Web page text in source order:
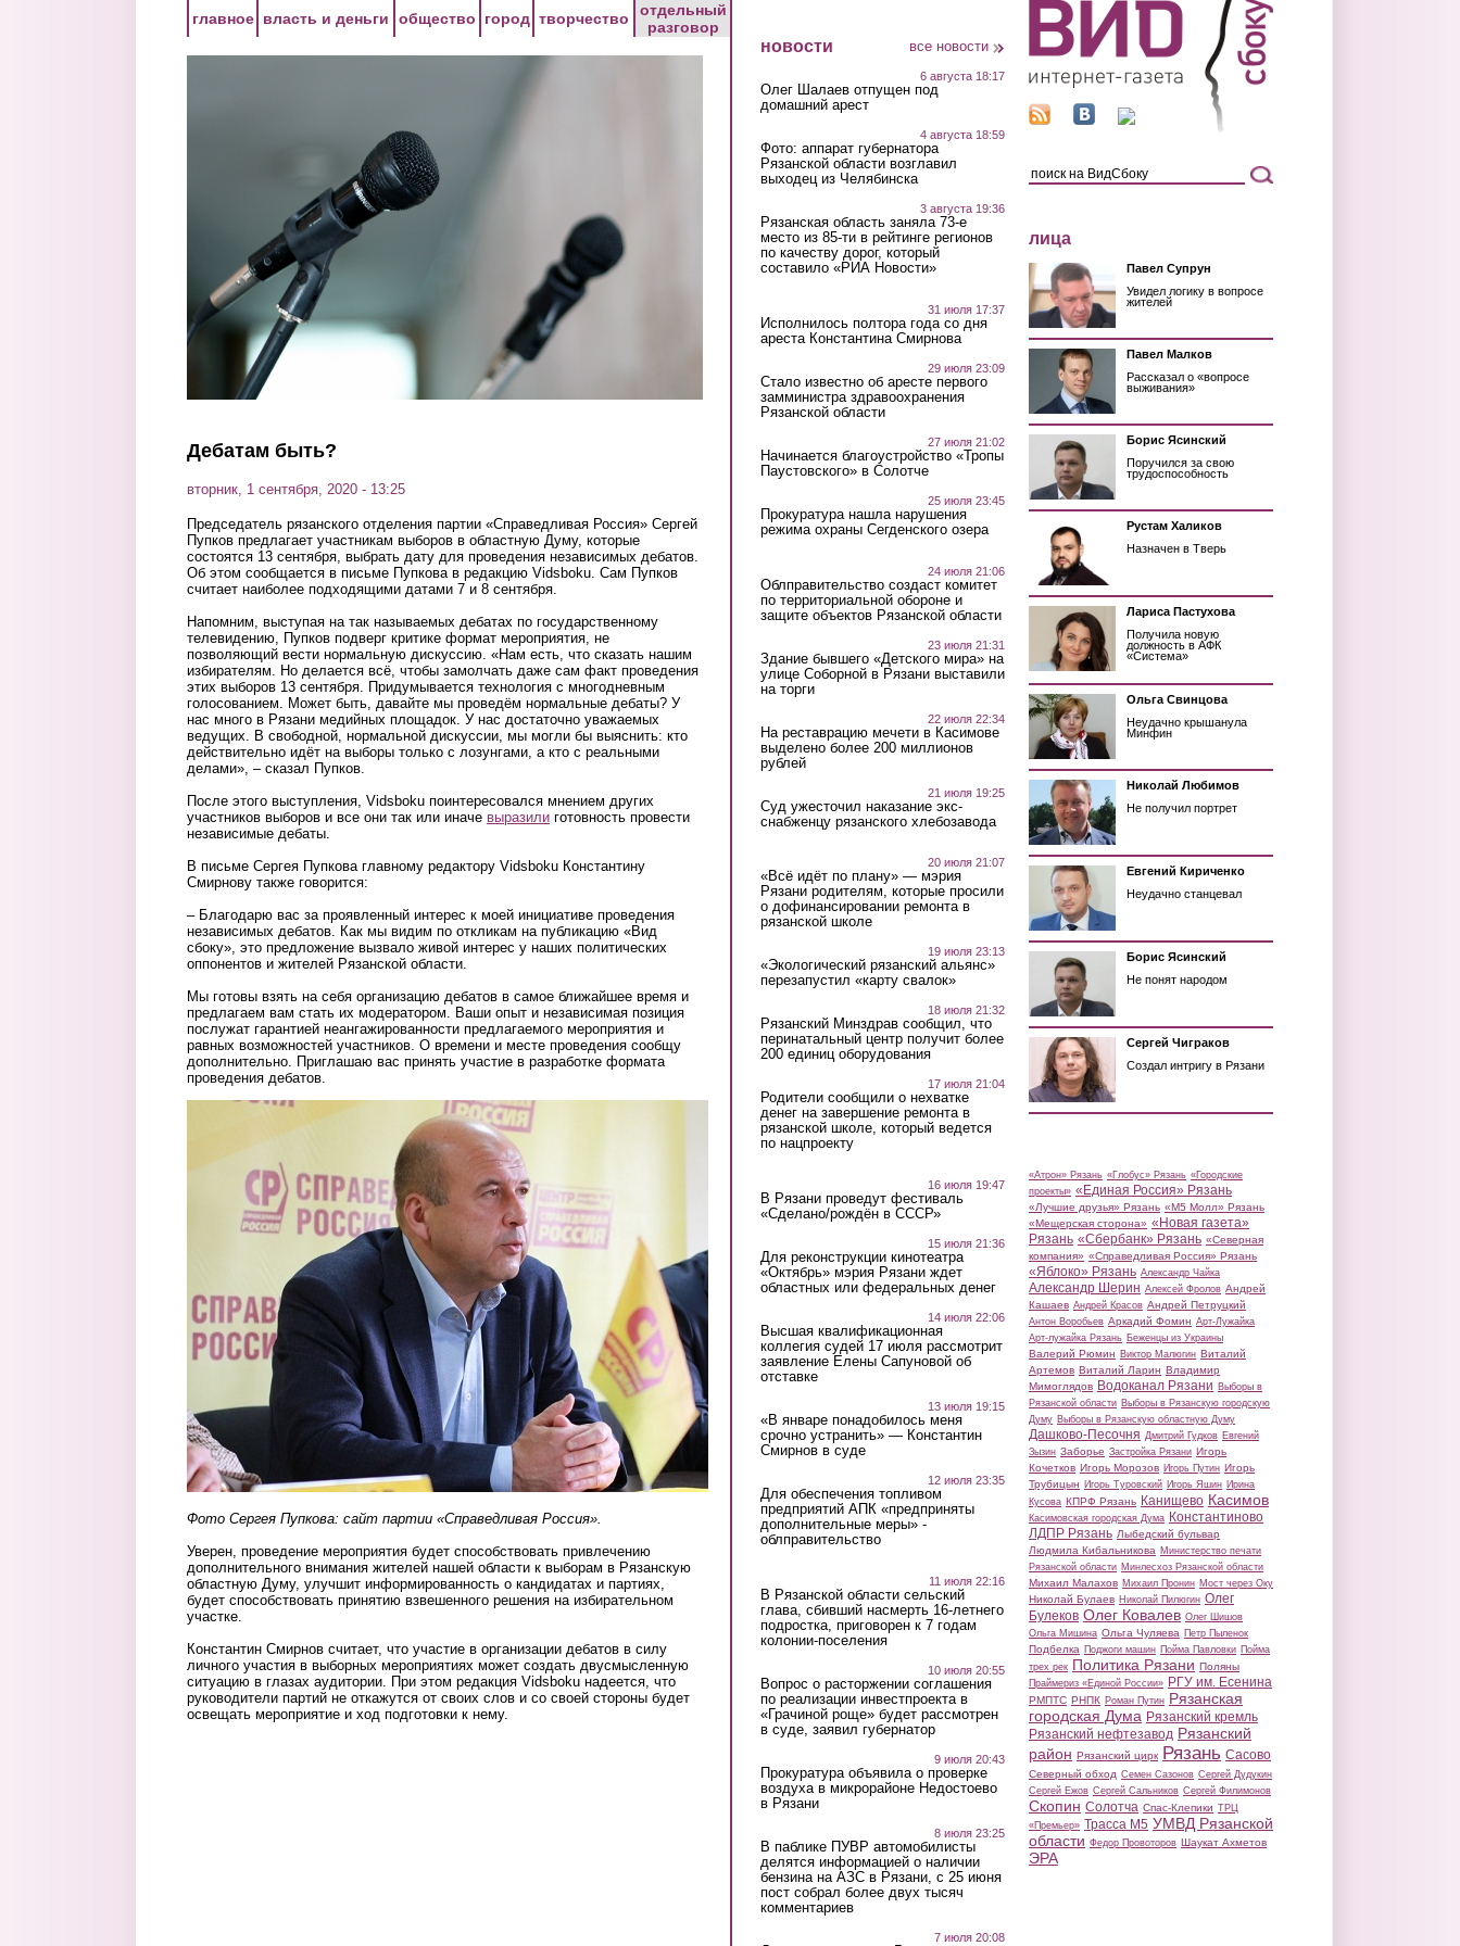
главное власть и деньги общество город творчество
отдельный
разговор
Дебатам быть?
вторник, 1 сентября, 2020 - 13:25
Председатель рязанского отделения партии «Справедливая Россия» Сергей
Пупков предлагает участникам выборов в областную Думу, которые
состоятся 13 сентября, выбрать дату для проведения независимых дебатов.
Об этом сообщается в письме Пупкова в редакцию Vidsboku. Сам Пупков
считает наиболее подходящими датами 7 и 8 сентября.
Напомним, выступая на так называемых дебатах по государственному
телевидению, Пупков подверг критике формат мероприятия, не
позволяющий вести нормальную дискуссию. «Нам есть, что сказать нашим
избирателям. Но делается всё, чтобы замолчать даже сам факт проведения
этих выборов 13 сентября. Придумывается технология с многодневным
голосованием. Может быть, давайте мы проведём нормальные дебаты? У
нас много в Рязани медийных площадок. У нас достаточно уважаемых
ведущих. В свободной, нормальной дискуссии, мы могли бы выяснить: кто
действительно идёт на выборы только с лозунгами, а кто с реальными
делами», – сказал Пупков.
После этого выступления, Vidsboku поинтересовался мнением других
участников выборов и все они так или иначе выразили готовность провести
независимые дебаты.
В письме Сергея Пупкова главному редактору Vidsboku Константину
Смирнову также говорится:
– Благодарю вас за проявленный интерес к моей инициативе проведения
независимых дебатов. Как мы видим по откликам на публикацию «Вид
сбоку», это предложение вызвало живой интерес у наших политических
оппонентов и жителей Рязанской области.
Мы готовы взять на себя организацию дебатов в самое ближайшее время и
предлагаем вам стать их модератором. Ваши опыт и независимая позиция
послужат гарантией неангажированности предлагаемого мероприятия и
равных возможностей участников. О времени и месте проведения сообщу
дополнительно. Приглашаю вас принять участие в разработке формата
проведения дебатов.
Фото Сергея Пупкова: сайт партии «Справедливая Россия».
Уверен, проведение мероприятия будет способствовать привлечению
дополнительного внимания жителей нашей области к выборам в Рязанскую
областную Думу, улучшит информированность о кандидатах и партиях,
будет способствовать принятию взвешенного решения на избирательном
участке.
Константин Смирнов считает, что участие в организации дебатов в силу
личного участия в выборных мероприятиях может создать двусмысленную
ситуацию в глазах аудитории. При этом редакция Vidsboku надеется, что
руководители партий не откажутся от своих слов и со своей стороны будет
освещать мероприятие и ход подготовки к нему.
новости все новости
6 августа 18:17
Олег Шалаев отпущен под
домашний арест
4 августа 18:59
Фото: аппарат губернатора
Рязанской области возглавил
выходец из Челябинска
3 августа 19:36
Рязанская область заняла 73-е
место из 85-ти в рейтинге регионов
по качеству дорог, который
составило «РИА Новости»
31 июля 17:37
Исполнилось полтора года со дня
ареста Константина Смирнова
29 июля 23:09
Стало известно об аресте первого
замминистра здравоохранения
Рязанской области
27 июля 21:02
Начинается благоустройство «Тропы
Паустовского» в Солотче
25 июля 23:45
Прокуратура нашла нарушения
режима охраны Сегденского озера
24 июля 21:06
Облправительство создаст комитет
по территориальной обороне и
защите объектов Рязанской области
23 июля 21:31
Здание бывшего «Детского мира» на
улице Соборной в Рязани выставили
на торги
22 июля 22:34
На реставрацию мечети в Касимове
выделено более 200 миллионов
рублей
21 июля 19:25
Суд ужесточил наказание экс-
снабженцу рязанского хлебозавода
20 июля 21:07
«Всё идёт по плану» — мэрия
Рязани родителям, которые просили
о дофинансировании ремонта в
рязанской школе
19 июля 23:13
«Экологический рязанский альянс»
перезапустил «карту свалок»
18 июля 21:32
Рязанский Минздрав сообщил, что
перинатальный центр получит более
200 единиц оборудования
17 июля 21:04
Родители сообщили о нехватке
денег на завершение ремонта в
рязанской школе, который ведется
по нацпроекту
16 июля 19:47
В Рязани проведут фестиваль
«Сделано/рождён в СССР»
15 июля 21:36
Для реконструкции кинотеатра
«Октябрь» мэрия Рязани ждет
областных или федеральных денег
14 июля 22:06
Высшая квалификационная
коллегия судей 17 июля рассмотрит
заявление Елены Сапуновой об
отставке
13 июля 19:15
«В январе понадобилось меня
срочно устранить» — Константин
Смирнов в суде
12 июля 23:35
Для обеспечения топливом
предприятий АПК «предприняты
дополнительные меры» -
облправительство
11 июля 22:16
В Рязанской области сельский
глава, сбивший насмерть 16-летнего
подростка, приговорен к 7 годам
колонии-поселения
10 июля 20:55
Вопрос о расторжении соглашения
по реализации инвестпроекта в
«Грачиной роще» будет рассмотрен
в суде, заявил губернатор
9 июля 20:43
Прокуратура объявила о проверке
воздуха в микрорайоне Недостоево
в Рязани
8 июля 23:25
В паблике ПУВР автомобилисты
делятся информацией о наличии
бензина на АЗС в Рязани, с 25 июня
пост собрал более двух тысяч
комментариев
7 июля 20:08
лица
Павел Супрун
Увидел логику в вопросе
жителей
Павел Малков
Рассказал о «вопросе
выживания»
Борис Ясинский
Поручился за свою
трудоспособность
Рустам Халиков
Назначен в Тверь
Лариса Пастухова
Получила новую
должность в АФК
«Система»
Ольга Свинцова
Неудачно крышанула
Минфин
Николай Любимов
Не получил портрет
Евгений Кириченко
Неудачно станцевал
Борис Ясинский
Не понят народом
Сергей Чиграков
Создал интригу в Рязани
«Атрон» Рязань «Глобус» Рязань «Городские
проекты» «Единая Россия» Рязань
«Лучшие друзья» Рязань «М5 Молл» Рязань
«Мещерская сторона» «Новая газета»
Рязань «Сбербанк» Рязань «Северная
компания» «Справедливая Россия» Рязань
«Яблоко» Рязань Александр Чайка
Александр Шерин Алексей Фролов Андрей
Кашаев Андрей Красов Андрей Петруцкий
Антон Воробьев Аркадий Фомин Арт-Лужайка
Арт-лужайка Рязань Беженцы из Украины
Валерий Рюмин Виктор Малюгин Виталий
Артемов Виталий Ларин Владимир
Мимоглядов Водоканал Рязани Выборы в
Рязанской области Выборы в Рязанскую городскую
Думу Выборы в Рязанскую областную Думу
Дашково-Песочня Дмитрий Гудков Евгений
Зызин Заборье Застройка Рязани Игорь
Кочетков Игорь Морозов Игорь Путин Игорь
Трубицын Игорь Туровский Игорь Яшин Ирина
Кусова КПРФ Рязань Канищево Касимов
Касимовская городская Дума Константиново
ЛДПР Рязань Лыбедский бульвар
Людмила Кибальникова Министерство печати
Рязанской области Минлесхоз Рязанской области
Михаил Малахов Михаил Пронин Мост через Оку
Николай Булаев Николай Пилюгин Олег
Булеков Олег Ковалев Олег Шишов
Ольга Мишина Ольга Чуляева Петр Пыленок
Подбелка Поджоги машин Пойма Павловки Пойма
трех рек Политика Рязани Поляны
Праймериз «Единой России» РГУ им. Есенина
РМПТС РНПК Роман Путин Рязанская
городская Дума Рязанский кремль
Рязанский нефтезавод Рязанский
район Рязанский цирк Рязань Сасово
Северный обход Семен Сазонов Сергей Дудукин
Сергей Ежов Сергей Сальников Сергей Филимонов
Скопин Солотча Спас-Клепики ТРЦ
«Премьер» Трасса М5 УМВД Рязанской
области Федор Провоторов Шаукат Ахметов
ЭРА